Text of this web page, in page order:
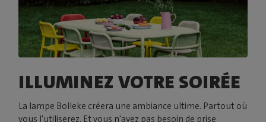
ILLUMINEZ VOTRE SOIRÉE
La lampe Bolleke créera une ambiance ultime. Partout où
vous l'utiliserez. Et vous n'avez pas besoin de prise